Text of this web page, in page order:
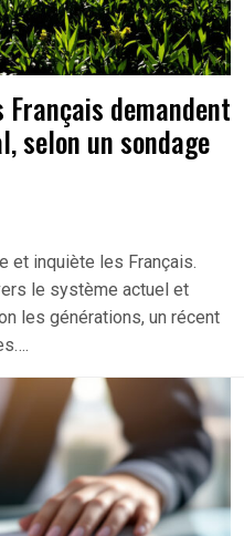
demandent
selon un sondage
et inquiète les Français.
le système actuel et
les générations, un récent